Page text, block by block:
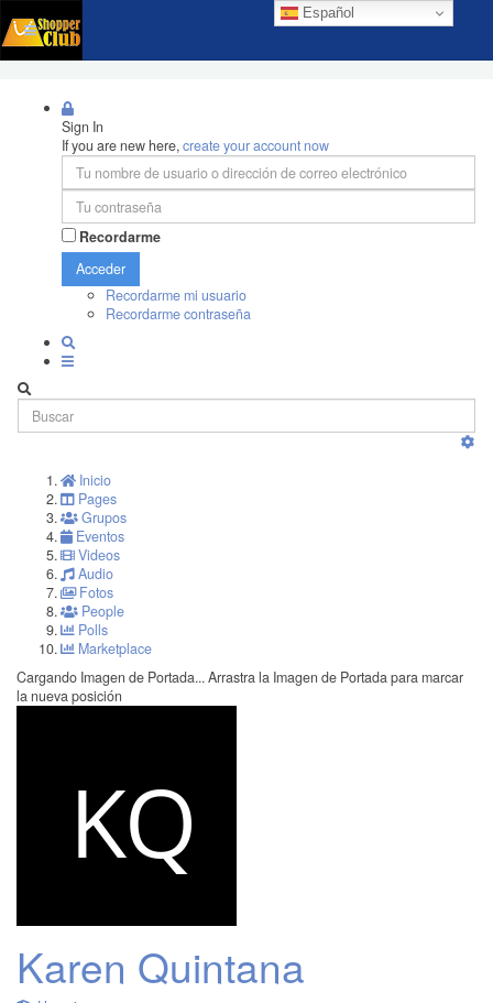
Español
Sign In
If you are new here,create your account now
Recordarme
Acceder
Recordarme mi usuario
Recordarme contraseña
Inicio
Pages
Grupos
Eventos
Videos
Audio
Fotos
People
Polls
Marketplace
Cargando Imagen de Portada... Arrastra la Imagen de Portada para marcar
la nueva posición
Karen Quintana